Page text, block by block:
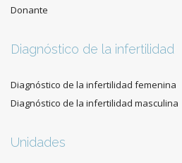
Donante
Diagnóstico de la infertilidad
Diagnóstico de la infertilidad femenina
Diagnóstico de la infertilidad masculina
Unidades